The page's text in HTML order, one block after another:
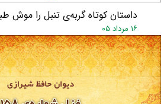
داستان کوتاه گربه‌ی تنبل را موش
۱۶ مرداد ۰۵